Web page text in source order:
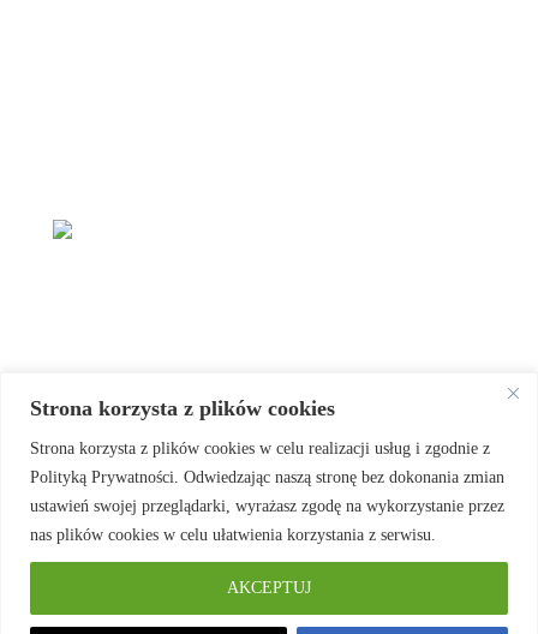
Strona korzysta z plików cookies
Strona korzysta z plików cookies w celu realizacji usług i zgodnie z
Polityką Prywatności. Odwiedzając naszą stronę bez dokonania zmian
ustawień swojej przeglądarki, wyrażasz zgodę na wykorzystanie przez
nas plików cookies w celu ułatwienia korzystania z serwisu.
AKCEPTUJ
4 5